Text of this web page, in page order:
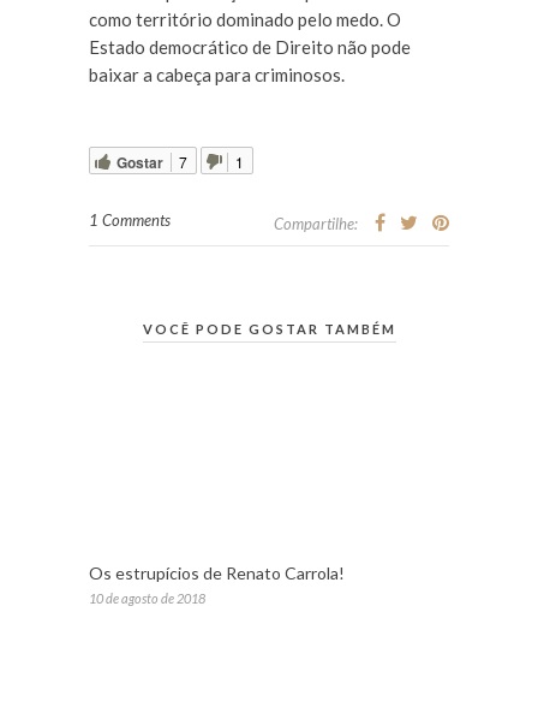
como território dominado pelo medo. O
Estado democrático de Direito não pode
baixar a cabeça para criminosos.
Gostar 7 1
1 Comments Compartilhe:
VOCÊ PODE GOSTAR TAMBÉM
Os estrupícios de Renato Carrola!
10 de agosto de 2018